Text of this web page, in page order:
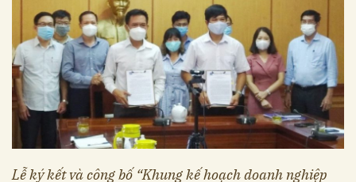
Lễ ký kết và công bố “Khung kế hoạch doanh nghiệp